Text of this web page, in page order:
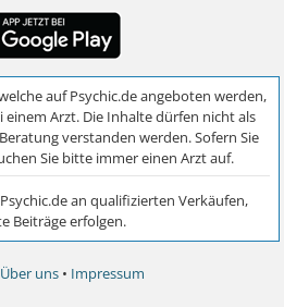
Über uns • Impressum